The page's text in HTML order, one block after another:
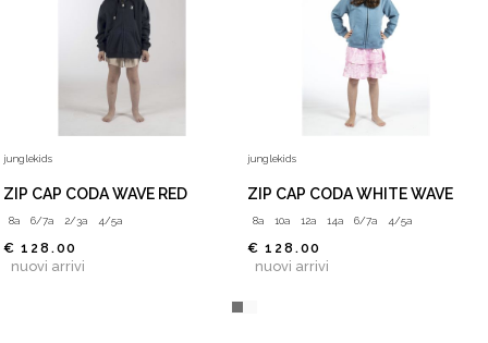
nuovi arrivi
junglekids
ZIP CAP CODA WAVE RED
8a 6/7a 2/3a 4/5a
€ 128.00
nuovi arrivi
junglekids
ZIP CAP CODA WHITE WAVE
8a 10a 12a 14a 6/7a 4/5a
€ 128.00